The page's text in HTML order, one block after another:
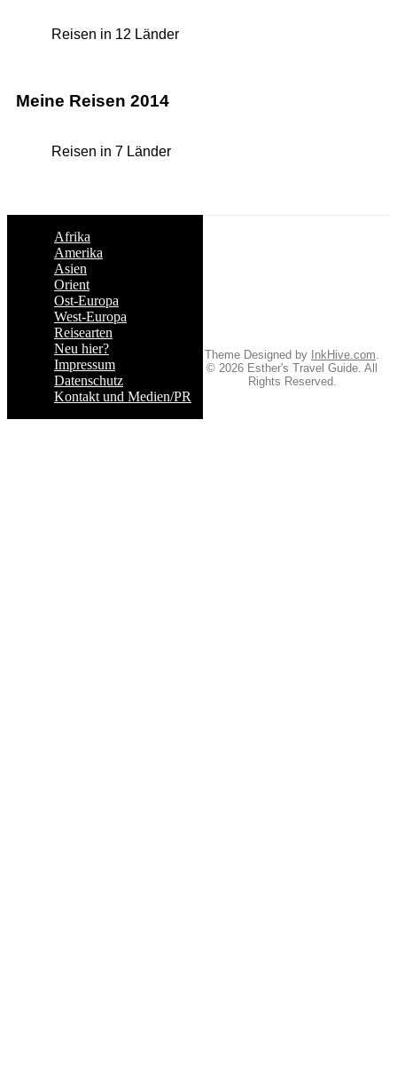
Reisen in 12 Länder
Meine Reisen 2014
Reisen in 7 Länder
Afrika
Amerika
Asien
Orient
Ost-Europa
West-Europa
Reisearten
Neu hier?
Impressum
Datenschutz
Kontakt und Medien/PR
Theme Designed by InkHive.com
© 2026 Esther's Travel Guide. All
Rights Reserved.